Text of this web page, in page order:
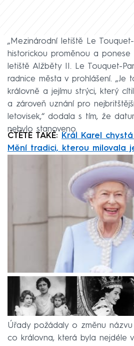
„Mezinárodní letiště Le
historickou proměnou a
letiště Alžběty II. Le Touquet-
radnice města v prohlášení. „Je
královně a jejímu strýci, který
a zároveň uznání pro
letovisek,“ dodala s tím, že
nebylo stanoveno.
ČTĚTE TAKÉ:
Král Karel
Mění tradici, kterou milovala
Úřady požádaly o změnu
co královna, která byla nejdéle